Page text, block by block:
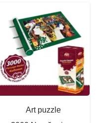
Art puzzle